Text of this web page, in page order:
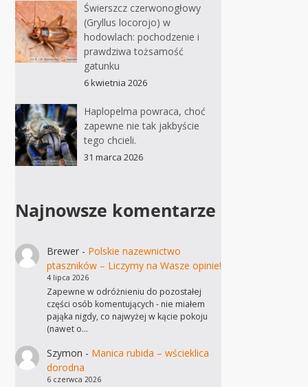
Świerszcz czerwonogłowy
(Gryllus locorojo) w
hodowlach: pochodzenie i
prawdziwa tożsamość
gatunku
6 kwietnia 2026
Haplopelma powraca, choć
zapewne nie tak jakbyście
tego chcieli.
31 marca 2026
Najnowsze komentarze
Brewer- Polskie nazewnictwo
ptaszników – Liczymy na Wasze opinie!
4 lipca 2026
Zapewne w odróżnieniu do pozostałej
części osób komentujących - nie miałem
pająka nigdy, co najwyżej w kącie pokoju
(nawet o…
Szymon - Manica rubida – wścieklica
dorodna
6 czerwca 2026